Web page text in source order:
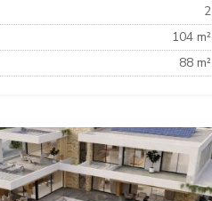
2
104 m²
88 m²